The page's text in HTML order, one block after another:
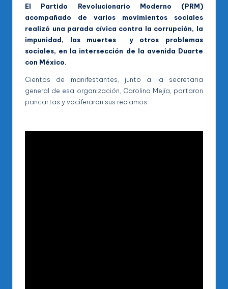
El Partido Revolucionario Moderno (PRM)
acompañado de varios movimientos sociales
realizó una parada cívica contra la corrupción, la
impunidad, las muertes y otros problemas
sociales, en la intersección de la avenida Duarte
con México.
Cientos de manifestantes, junto a la secretaria
general de esa organización, Carolina Mejía, portaron
pancartas y vociferaron sus reclamos.